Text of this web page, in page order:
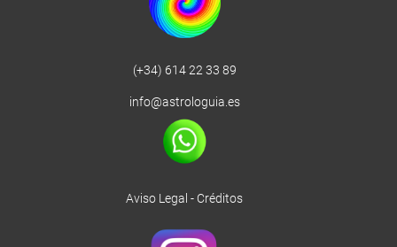
(+34) 614 22 33 89
info@astrologuia.es
Aviso Legal - Créditos